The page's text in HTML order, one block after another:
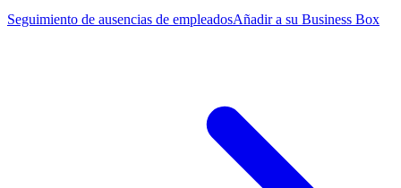
Seguimiento de ausencias de empleadosAñadir a su Business Box